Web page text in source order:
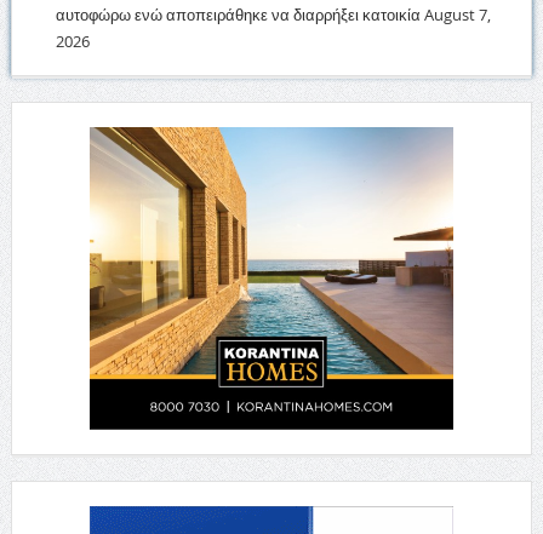
αυτοφώρω ενώ αποπειράθηκε να διαρρήξει κατοικία August 7,
2026